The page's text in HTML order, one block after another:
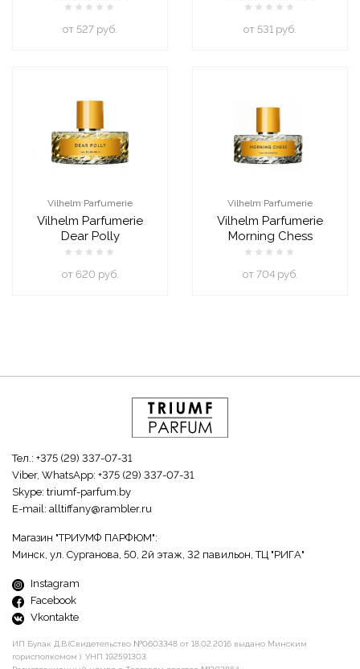
oт 527 руб. oт 531 руб.
Vilhelm Parfumerie
Vilhelm Parfumerie
Dear Polly
oт 620 руб.
Vilhelm Parfumerie
Vilhelm Parfumerie
Morning Chess
oт 704 руб.
Тел.: +375 (29) 337-07-31
Viber, WhatsApp: +375 (29) 337-07-31
Skype: triumf-parfum.by
E-mail: alltiffany@rambler.ru
Магазин "ТРИУМФ ПАРФЮМ":
Минск, ул. Сурганова, 50, 2й этаж, 32 павильон, ТЦ "РИГА"
Instagram
Facebook
Vkontakte
ИП Булак Д.В.(Свидетельство №0603348 от 18.02.2016 выдано Минским
горисполкомом ). УНП 192591303